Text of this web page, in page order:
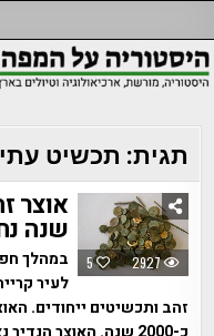
to
content
תגית: תכשיט
5 2927
שנה
במהלך
לעיר
זהב ותכשיטים ייחודים.